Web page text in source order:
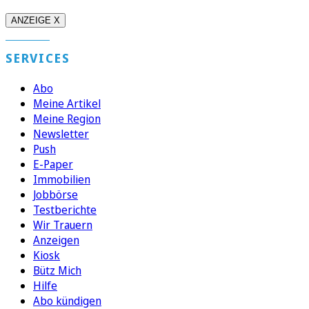
ANZEIGE X
SERVICES
Abo
Meine Artikel
Meine Region
Newsletter
Push
E-Paper
Immobilien
Jobbörse
Testberichte
Wir Trauern
Anzeigen
Kiosk
Bütz Mich
Hilfe
Abo kündigen